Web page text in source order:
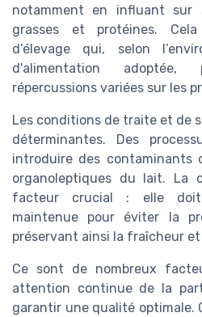
notamment en influant sur
grasses et protéines.
d’élevage qui, selon
d'alimentation
répercussions variées sur les
Les conditions de traite et de
déterminantes. Des
introduire des contaminants
organoleptiques du lait. La
facteur crucial : elle doit
maintenue pour éviter la
préservant ainsi la fraîcheur
Ce sont de nombreux
attention continue de la
garantir une qualité optimale.